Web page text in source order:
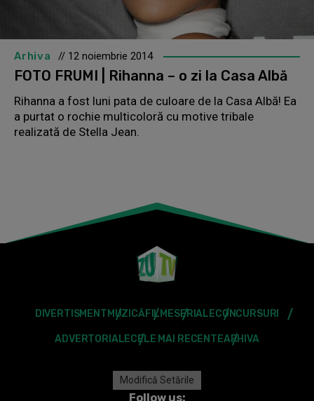
Arhiva // 12 noiembrie 2014
FOTO FRUMI | Rihanna – o zi la Casa Albă
Rihanna a fost luni pata de culoare de la Casa Albă! Ea
a purtat o rochie multicoloră cu motive tribale
realizată de Stella Jean.
DIVERTISMENT MUZICĂFILMESERIALECONCURSURI
ADVERTORIALECELE MAI RECENTEARHIVA
Modifică Setările
Follow us: